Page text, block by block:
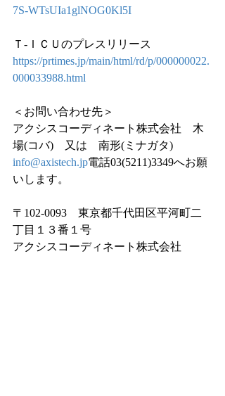
7S-WTsUIa1glNOG0Kl5I
Ｔ-ＩＣＵのプレスリリース
https://prtimes.jp/main/html/rd/p/000000022.
000033988.html
＜お問い合わせ先＞
アクシスコーディネート株式会社　木
場(コバ)　又は　南形(ミナガタ)
info@axistech.jp電話03(5211)3349へお願
いします。
〒102-0093　東京都千代田区平河町二
丁目１３番１号
アクシスコーディネート株式会社